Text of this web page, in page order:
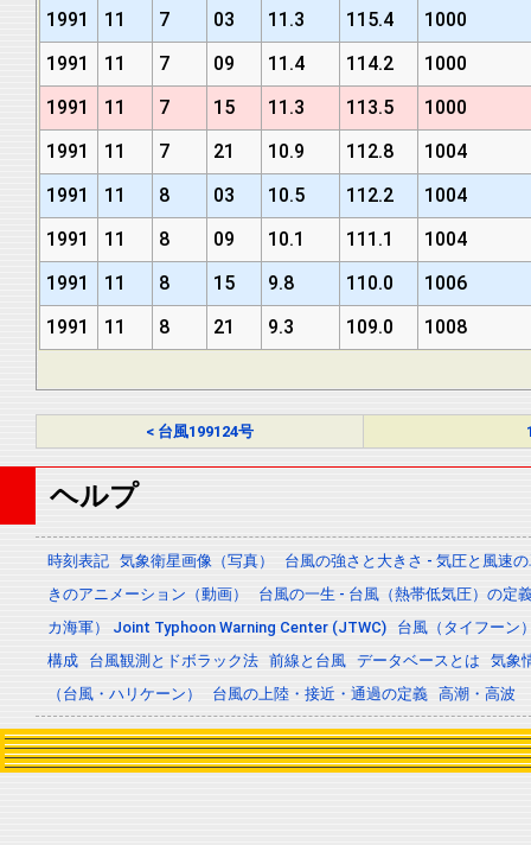
1991
11 7 03 11.3 115.4
1000
1991
11 7 09 11.4 114.2
1000
1991
11 7 15 11.3 113.5
1000
1991
11 7 21 10.9 112.8
1004
1991
11 8 03 10.5 112.2
1004
1991
11 8 09 10.1 111.1
1004
1991
11 8 15 9.8 110.0
1006
1991
11 8 21 9.3 109.0 1008
< 台風199124号
ヘルプ
時刻表記 気象衛星画像（写真）
台風の強さと大きさ - 気圧と風速
きのアニメーション（動画）
台風の一生 - 台風（熱帯低気圧）の定
カ海軍） Joint Typhoon Warning Center (JTWC)
台風（タイフーン
構成
台風観測とドボラック法 前線と台風 データベースとは
気象
（台風・ハリケーン）
台風の上陸・接近・通過の定義 高潮・高波